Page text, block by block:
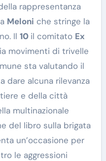
rappresentanza
Meloni che stringe la
Il 10 il comitato Ex
movimenti di trivelle
sta valutando il
dare alcuna rilevanza
e della città
multinazionale
del libro sulla brigata
un’occasione per
le aggressioni